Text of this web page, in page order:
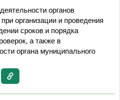
органов
организации и проведения
сроков и порядка
а также в
органа муниципального